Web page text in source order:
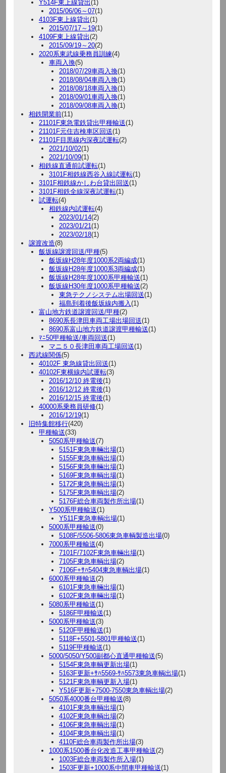
Y514F東上線貸出(1)
2015/06/06～07(1)
4103F東上線貸出(1)
2015/07/17～19(1)
4109F東上線貸出(2)
2015/09/19～20(2)
2020系東武線乗務員訓練(4)
車両入換(5)
2018/07/29車両入換(1)
2018/08/04車両入換(1)
2018/08/18車両入換(1)
2018/09/01車両入換(1)
2018/09/08車両入換(1)
相鉄開業前(11)
21101F東急電鉄貸出甲種輸送(1)
21101F元住吉検車区回送(1)
21101F目黒線内深夜試運転(2)
2021/10/02(1)
2021/10/09(1)
相鉄線直通前試運転(1)
3101F相鉄線西谷入線試運転(1)
3101F相鉄線かしわ台貸出回送(1)
3101F相鉄全線深夜試運転(1)
試運転(4)
相鉄線内試運転(4)
2023/01/14(2)
2023/01/21 (1)
2023/02/18(1)
譲渡改造(8)
飯坂線譲渡回送/甲種(5)
飯坂線H28年度1000系2両編成(1)
飯坂線H28年度1000系3両編成(1)
飯坂線H28年度1000系甲種輸送(1)
飯坂線H30年度1000系甲種輸送(2)
東急テクノシステム出場回送(1)
福島到着後飯坂線内搬入 (1)
富山地方鉄道譲渡回送/甲種(2)
8690系長津田車両工場出場回送(1)
8690系富山地方鉄道譲渡甲種輸送(1)
ﾏﾆ50甲種輸送/車両回送(1)
マニ５０長津田車両工場回送(1)
西武線関係(5)
40102F 東急線貸出回送(1)
40102F東横線内試運転(3)
2016/12/10 終電後(1)
2016/12/12 終電後(1)
2016/12/15 終電後(1)
40000系乗務員研修(1)
2016/12/19(1)
旧特集館移行(420)
甲種輸送(33)
5050系甲種輸送(7)
5151F東急車輛出場(1)
5155F東急車輌出場(1)
5156F東急車輛出場(1)
5169F東急車輌出場(1)
5172F東急車輌出場(1)
5175F東急車輌出場(2)
5176F総合車両製作所出場(1)
Y500系甲種輸送(1)
Y511F東急車輌出場(1)
5000系甲種輸送(0)
5108F/5506-5806東急車輌製造出場(0)
7000系甲種輸送(4)
7101F/7102F東急車輛出場(1)
7105F東急車輌出場(2)
7106F+ｻﾊ5404東急車輌出場(1)
6000系甲種輸送(2)
6101F東急車輛出場(1)
6102F東急車輛出場(1)
5080系甲種輸送(1)
5186F甲種輸送(1)
5000系甲種輸送(3)
5120F甲種輸送(1)
5118F+5501-5801甲種輸送(1)
5119F甲種輸送(1)
5000/5050/Y500副都心直通甲種輸送(5)
5154F東急車輌更新出場(1)
5163F更新+ｻﾊ5569-ｻﾊ5573東急車輌出場(1)
5121F東急車輌更新入場(1)
Y516F更新+7500-7550東急車輌出場(2)
5050系4000番台甲種輸送(8)
4101F東急車輌出場(1)
4102F東急車輌出場(2)
4106F東急車輌出場(1)
4104F東急車輌出場(1)
4110F総合車両製作所出場(3)
1000系1500番台化改造工事甲種輸送(2)
1003F総合車両製作所入場(1)
1503F更新+1000系中間車甲種輸送(1)